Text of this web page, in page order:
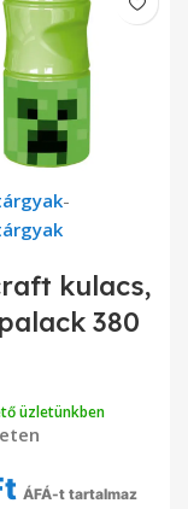
-
kulacs,
380
üzletünkben
ÁFÁ-t tartalmaz